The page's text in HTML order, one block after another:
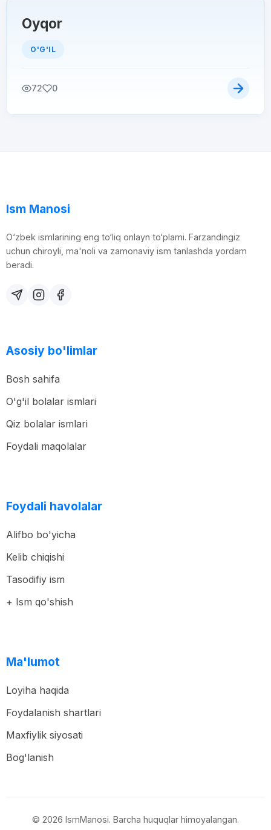
Oyqor
O'G'IL
72 0
Ism Manosi
O‘zbek ismlarining eng to‘liq onlayn to‘plami. Farzandingiz
uchun chiroyli, ma'noli va zamonaviy ism tanlashda yordam
beradi.
Asosiy bo'limlar
Bosh sahifa
O'g'il bolalar ismlari
Qiz bolalar ismlari
Foydali maqolalar
Foydali havolalar
Alifbo bo'yicha
Kelib chiqishi
Tasodifiy ism
+ Ism qo'shish
Ma'lumot
Loyiha haqida
Foydalanish shartlari
Maxfiylik siyosati
Bog'lanish
© 2026 IsmManosi. Barcha huquqlar himoyalangan.